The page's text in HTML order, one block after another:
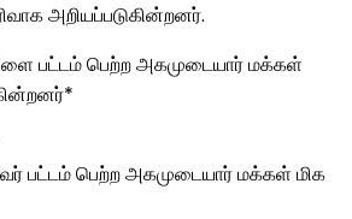
அறியப்படுகின்றனர்.
பட்டம் பெற்ற அகமுடையார் மக்கள்
பட்டம் பெற்ற அகமுடையார் மக்கள் மிக